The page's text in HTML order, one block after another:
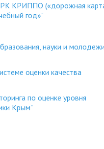
КРИППО («дорожная
год»"
науки и молодежи
оценки качества
по оценке уровня
Крым"